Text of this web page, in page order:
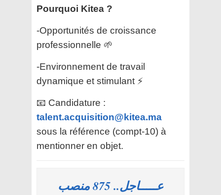
Pourquoi Kitea ?
-Opportunités de croissance
professionnelle 🌱
-Environnement de travail
dynamique et stimulant ⚡
📧 Candidature :
talent.acquisition@kitea.ma
sous la référence (compt-10) à
mentionner en objet.
عـــــاجل.. 875 منصب